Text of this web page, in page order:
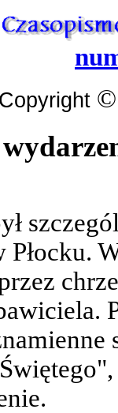
Copyright ©
Płocku.